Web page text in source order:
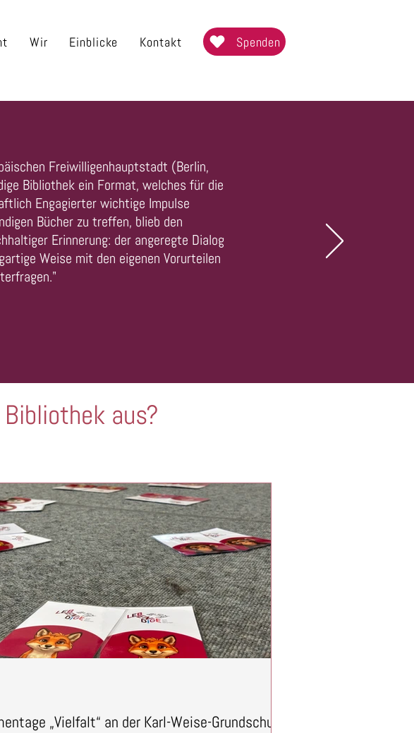
Wir Einblicke Kontakt Spenden
Freiwilligenhauptstadt (Berlin,
Bibliothek ein Format, welches für die
Engagierter wichtige Impulse
Bücher zu treffen, blieb den
Erinnerung: der angeregte Dialog
Weise mit den eigenen Vorurteilen
aus?
„Vielfalt“ an der Karl-Weise-Grundschule